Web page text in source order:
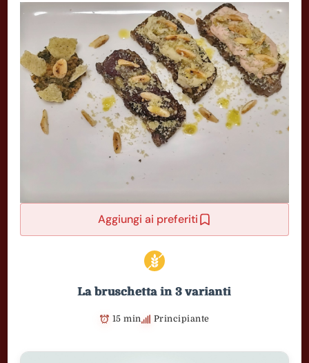
Aggiungi ai preferiti
La bruschetta in 3 varianti
15 min Principiante